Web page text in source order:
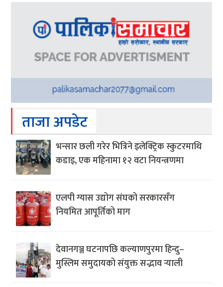
ताजा अपडेट
भन्सार छली गरेर भित्रिने इलेक्ट्रिक स्कुटरमाथि
कडाइ, एक महिनामा १२ वटा नियन्त्रणमा
एलपी ग्यास उद्योग संघको सरकारसँग
नियमित आपूर्तिको माग
देवानगञ्ज घटनापछि कल्याणपुरमा हिन्दु–
मुस्लिम समुदायको संयुक्त सद्भाव र्‍याली